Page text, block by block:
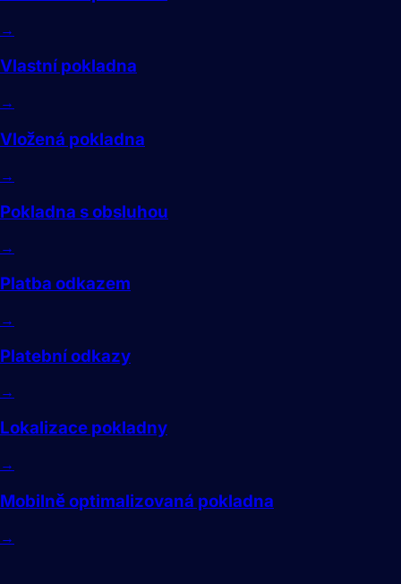
→
Vlastní pokladna
→
Vložená pokladna
→
Pokladna s obsluhou
→
Platba odkazem
→
Platební odkazy
→
Lokalizace pokladny
→
Mobilně optimalizovaná pokladna
→